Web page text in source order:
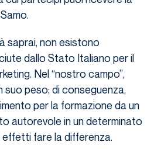
saprai, non esistono
dallo Stato Italiano per il
Nel “nostro campo”,
suo peso; di conseguenza,
per la formazione da un
autorevole in un determinato
fare la differenza.